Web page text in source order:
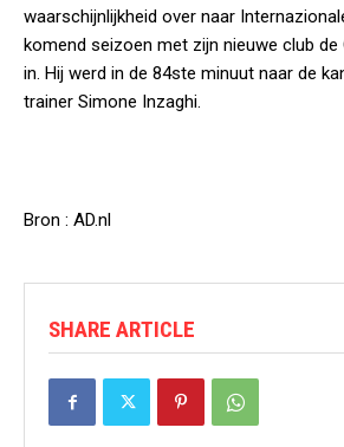
waarschijnlijkheid over naar
komend seizoen met zijn nieuwe club de
in. Hij werd in de 84ste minuut naar de
trainer Simone Inzaghi.
Bron : AD.nl
SHARE ARTICLE